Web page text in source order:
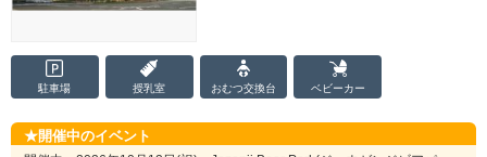
駐車場 授乳室 おむつ交換台 ベビーカー
開催中のイベント